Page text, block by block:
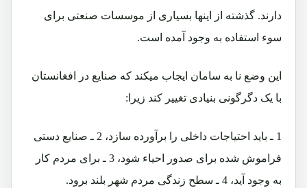
دارند. گذشته از اینها بسیاری از موسسات صنعتی برای
سوء استفاده به وجود آمده است.
این وضع نا به سامان ایجاب میکند که صنایع در افغانستان
با یک دگرگونی بنیادی تغییر کند زیرا:
1 ـ باید احتیاجات داخلی را برآورده سازد، 2 ـ صنایع دستی
فراموش شده برای صدور احیاء شود، 3 ـ برای مردم کار
به وجود آید، 4 ـ سطح زندگی مردم شهر بلند برود.